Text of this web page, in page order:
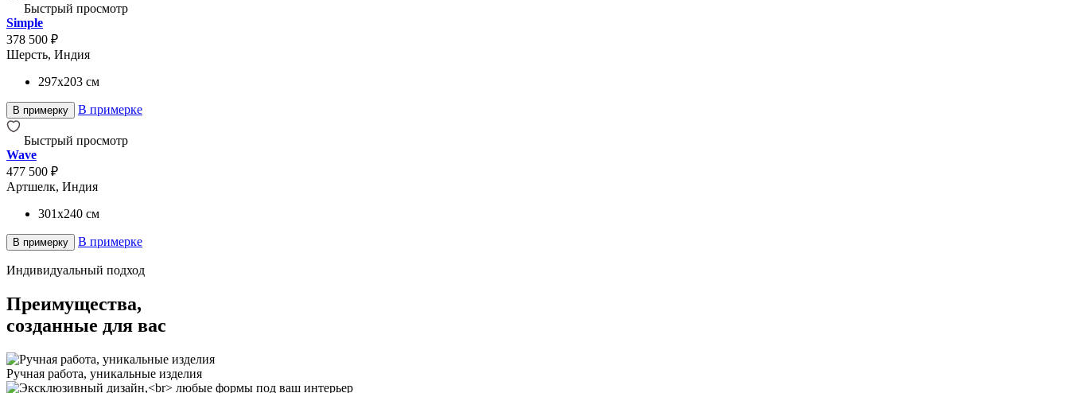
Быстрый просмотр
Simple
378 500 ₽
Шерсть, Индия
297x203 см
В примерку В примерке
Быстрый просмотр
Wave
477 500 ₽
Артшелк, Индия
301x240 см
В примерку В примерке
Индивидуальный подход
Преимущества,
созданные для вас
Ручная работа, уникальные изделия